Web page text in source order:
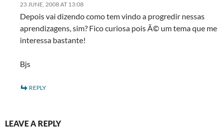
23 JUNE, 2008 AT 13:08
Depois vai dizendo como tem vindo a progredir nessas
aprendizagens, sim? Fico curiosa pois Ã© um tema que me
interessa bastante!
Bjs
REPLY
LEAVE A REPLY